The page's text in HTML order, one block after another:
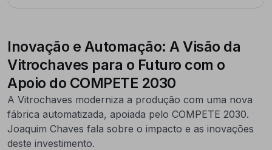
Inovação e Automação: A Visão da
Vitrochaves para o Futuro com o
Apoio do COMPETE 2030
A Vitrochaves moderniza a produção com uma nova
fábrica automatizada, apoiada pelo COMPETE 2030.
Joaquim Chaves fala sobre o impacto e as inovações
deste investimento.